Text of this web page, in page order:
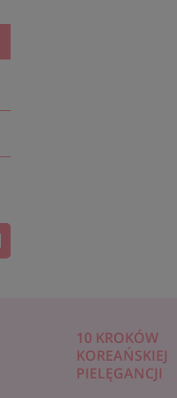
10 KROKÓW
KOREAŃSKIEJ
PIELĘGANCJI